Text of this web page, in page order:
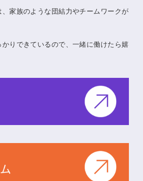
家族のような団結力やチームワークが
りできているので、一緒に働けたら嬉